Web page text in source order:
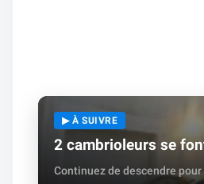
▶ À SUIVRE
2 cambrioleurs se
Continuez de descendre pour